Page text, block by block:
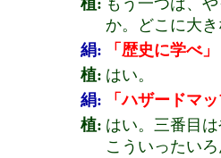
植: もう一つは、
か。どこに大
絹:
「歴史に学べ」
植: はい。
絹:
「ハザードマ
植: はい。三番目
こういったい